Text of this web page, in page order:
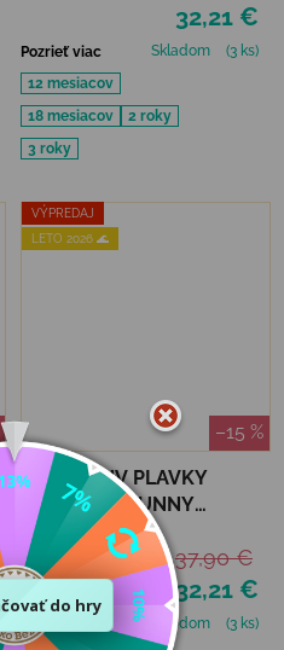
32,21 €
Pozrieť viac Skladom
(3 ks)
12 mesiacov
18 mesiacov
2 roky
3 roky
VÝPREDAJ
LETO 2026 🌊
–15 %
DETSKÉ UV PLAVKY
JAN&JUL - BUNNY
FLOWERS
32,21 €
37,90 €
Skladom
(3 ks)